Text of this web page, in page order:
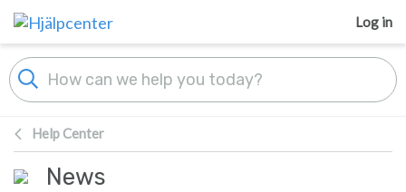
Skip to main content
Log in
Help Center
News